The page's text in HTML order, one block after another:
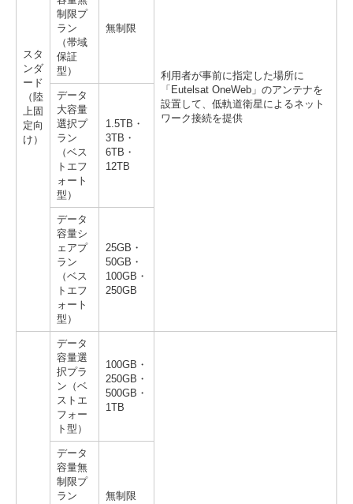
スタ
ンダ
ード
（陸
上固
定向
け）
利用者が事前に指定した場所に
「Eutelsat OneWeb」のアンテナを
設置して、低軌道衛星によるネット
ワーク接続を提供
制限プ
ラン
（帯域
保証
型）
無制限
データ
大容量
選択プ
ラン
（ベス
トエフ
ォート
型）
1.5TB・
3TB・
6TB・
12TB
データ
容量シ
ェアプ
ラン
（ベス
トエフ
ォート
型）
25GB・
50GB・
100GB・
250GB
データ
容量選
択プラ
ン（ベ
ストエ
フォー
ト型）
100GB・
250GB・
500GB・
1TB
データ
容量無
制限プ
ラン
無制限